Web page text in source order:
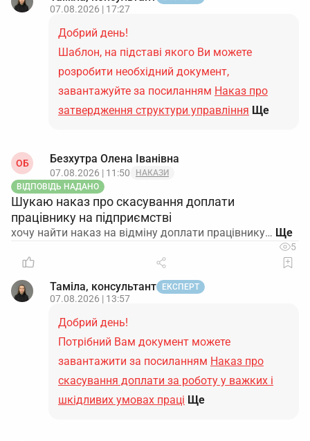
07.08.2026 | 17:27
Добрий день!
Шаблон, на підставі якого Ви можете
розробити необхідний документ,
завантажуйте за посиланням Наказ про
затвердження структури управління Ще
ОБ Безхутра Олена Іванівна
07.08.2026 | 11:50
НАКАЗИ
ВІДПОВІДЬ НАДАНО
Шукаю наказ про скасування доплати
працівнику на підприємстві
хочу найти наказ на відміну доплати працівнику…
5
Таміла, консультант ЕКСПЕРТ
07.08.2026 | 13:57
Добрий день!
Потрібний Вам документ можете
завантажити за посиланням Наказ про
скасування доплати за роботу у важких і
шкідливих умовах праці Ще